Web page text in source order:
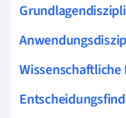
Wissenschaftliche